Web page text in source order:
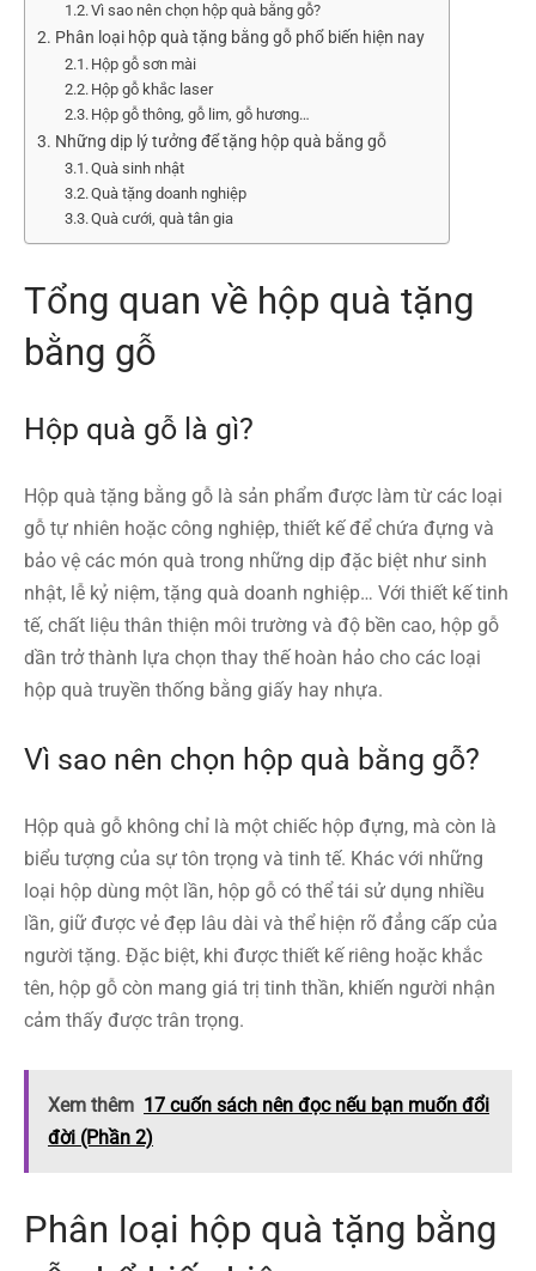
Vì sao nên chọn hộp quà bằng gỗ?
Phân loại hộp quà tặng bằng gỗ phổ biến hiện nay
Hộp gỗ sơn mài
Hộp gỗ khắc laser
Hộp gỗ thông, gỗ lim, gỗ hương…
Những dịp lý tưởng để tặng hộp quà bằng gỗ
Quà sinh nhật
Quà tặng doanh nghiệp
Quà cưới, quà tân gia
Tổng quan về hộp quà tặng
bằng gỗ
Hộp quà gỗ là gì?
Hộp quà tặng bằng gỗ là sản phẩm được làm từ các loại
gỗ tự nhiên hoặc công nghiệp, thiết kế để chứa đựng và
bảo vệ các món quà trong những dịp đặc biệt như sinh
nhật, lễ kỷ niệm, tặng quà doanh nghiệp… Với thiết kế tinh
tế, chất liệu thân thiện môi trường và độ bền cao, hộp gỗ
dần trở thành lựa chọn thay thế hoàn hảo cho các loại
hộp quà truyền thống bằng giấy hay nhựa.
Vì sao nên chọn hộp quà bằng gỗ?
Hộp quà gỗ không chỉ là một chiếc hộp đựng, mà còn là
biểu tượng của sự tôn trọng và tinh tế. Khác với những
loại hộp dùng một lần, hộp gỗ có thể tái sử dụng nhiều
lần, giữ được vẻ đẹp lâu dài và thể hiện rõ đẳng cấp của
người tặng. Đặc biệt, khi được thiết kế riêng hoặc khắc
tên, hộp gỗ còn mang giá trị tinh thần, khiến người nhận
cảm thấy được trân trọng.
Xem thêm 17 cuốn sách nên đọc nếu bạn muốn đổi
đời (Phần 2)
Phân loại hộp quà tặng bằng